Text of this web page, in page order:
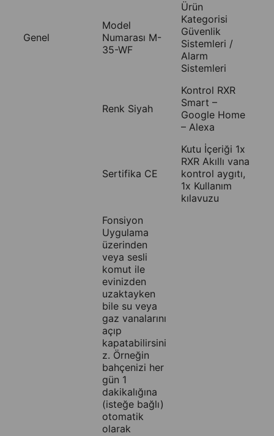
Genel
Model
Numarası M-
35-WF
Ürün
Kategorisi
Güvenlik
Sistemleri /
Alarm
Sistemleri
Renk Siyah
Kontrol RXR
Smart –
Google Home
– Alexa
Sertifika CE
Kutu İçeriği 1x
RXR Akıllı vana
kontrol aygıtı,
1x Kullanım
kılavuzu
Fonsiyon
Uygulama
üzerinden
veya sesli
komut ile
evinizden
uzaktayken
bile su veya
gaz vanalarını
açıp
kapatabilirsini
z. Örneğin
bahçenizi her
gün 1
dakikalığına
(isteğe bağlı)
otomatik
olarak